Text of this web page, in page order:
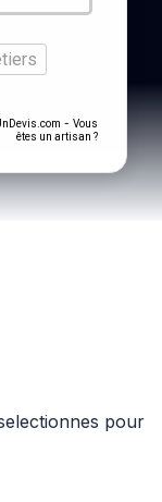
- Vous
êtes un artisan ?
pour